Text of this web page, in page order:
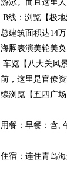
游泳。而且这里
B线：浏览【极
总建筑面积达14
海豚表演美轮美奂
车览【八大关风
前，这里是官僚
续浏览【五四广
用餐：早餐：含,
住宿：连住青岛